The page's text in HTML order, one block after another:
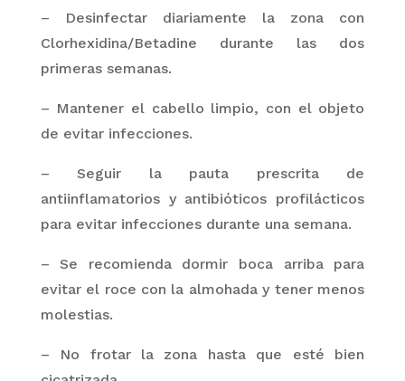
– Desinfectar diariamente la zona con
Clorhexidina/Betadine durante las dos
primeras semanas.
– Mantener el cabello limpio, con el objeto
de evitar infecciones.
– Seguir la pauta prescrita de
antiinflamatorios y antibióticos profilácticos
para evitar infecciones durante una semana.
– Se recomienda dormir boca arriba para
evitar el roce con la almohada y tener menos
molestias.
– No frotar la zona hasta que esté bien